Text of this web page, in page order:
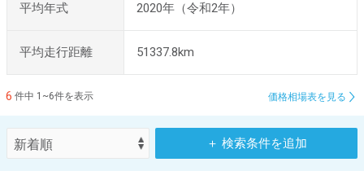
平均年式 2020年（令和2年）
平均走行距離 51337.8km
6 件中 1~6件を表示 価格相場表を見る
＋ 検索条件を追加